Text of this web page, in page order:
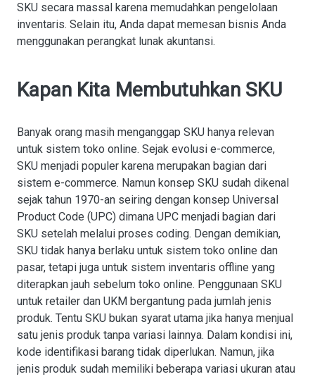
SKU secara massal karena memudahkan pengelolaan
inventaris. Selain itu, Anda dapat memesan bisnis Anda
menggunakan perangkat lunak akuntansi.
Kapan Kita Membutuhkan SKU
Banyak orang masih menganggap SKU hanya relevan
untuk sistem toko online. Sejak evolusi e-commerce,
SKU menjadi populer karena merupakan bagian dari
sistem e-commerce. Namun konsep SKU sudah dikenal
sejak tahun 1970-an seiring dengan konsep Universal
Product Code (UPC) dimana UPC menjadi bagian dari
SKU setelah melalui proses coding. Dengan demikian,
SKU tidak hanya berlaku untuk sistem toko online dan
pasar, tetapi juga untuk sistem inventaris offline yang
diterapkan jauh sebelum toko online. Penggunaan SKU
untuk retailer dan UKM bergantung pada jumlah jenis
produk. Tentu SKU bukan syarat utama jika hanya menjual
satu jenis produk tanpa variasi lainnya. Dalam kondisi ini,
kode identifikasi barang tidak diperlukan. Namun, jika
jenis produk sudah memiliki beberapa variasi ukuran atau